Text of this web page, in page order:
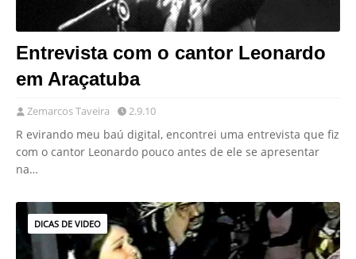
Entrevista com o cantor Leonardo
em Araçatuba
Zemarcos Taveira 2.9.10
R evirando meu baú digital, encontrei uma entrevista que fiz
com o cantor Leonardo pouco antes de ele se apresentar
na…
DICAS DE VIDEO